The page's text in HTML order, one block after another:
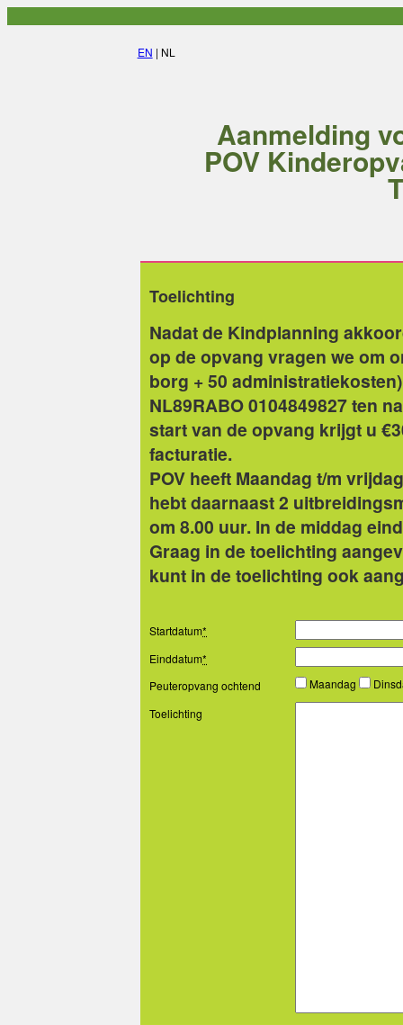
EN | NL
Aanmelding
POV
Toelichting
Nadat de Kindplanning
op de opvang vragen we om
borg + 50
NL89RABO 0104849827 ten
start van de opvang krijgt u
facturatie.
POV heeft Maandag t/m
hebt daarnaast 2
om 8.00 uur. In de middag
Graag in de toelichting
kunt in de toelichting ook
Startdatum*
Einddatum*
Peuteropvang ochtend
Maandag
Toelichting